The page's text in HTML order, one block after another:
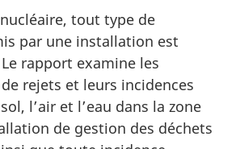
tout type de
par une installation est
rapport examine les
rejets et leurs incidences
l’air et l’eau dans la zone
de gestion des déchets